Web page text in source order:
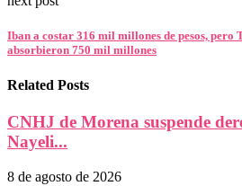
Iban a costar 316 mil millones de pesos, pero
absorbieron 750 mil millones
Related Posts
CNHJ de Morena suspende
Nayeli...
8 de agosto de 2026